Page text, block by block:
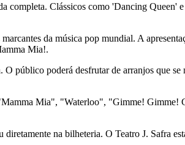
completa. Clássicos como 'Dancing Queen'
da música pop mundial. A
Mia!.
público poderá desfrutar de arranjos que se
Mia", "Waterloo", "Gimme!
na bilheteria. O Teatro J. Safra